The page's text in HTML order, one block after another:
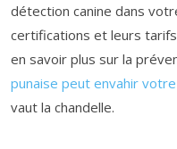
détection canine dans
certifications et leurs
en savoir plus sur la
punaise peut envahir
vaut la chandelle.